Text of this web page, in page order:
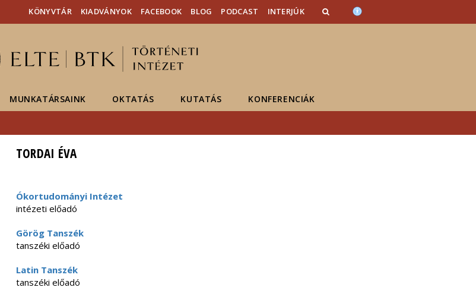
Hírek
Események
ELTE a
KÖNYVTÁR KIADVÁNYOK FACEBOOK BLOG PODCAST INTERJÚK
MUNKATÁRSAINK OKTATÁS KUTATÁS KONFERENCIÁK
TORDAI ÉVA
Ókortudományi Intézet
intézeti előadó
Görög Tanszék
tanszéki előadó
Latin Tanszék
tanszéki előadó